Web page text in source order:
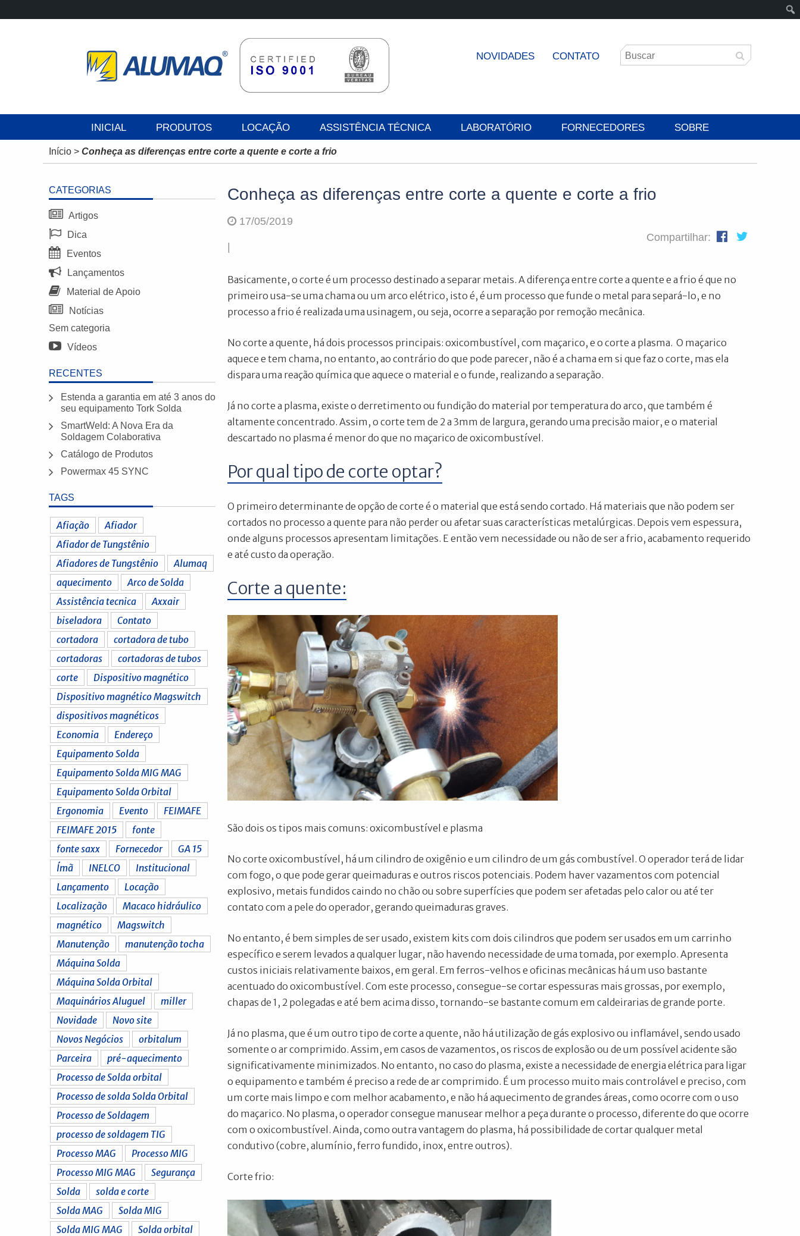
NOVIDADES CONTATO
INICIAL PRODUTOS LOCAÇÃO ASSISTÊNCIA TÉCNICA LABORATÓRIO FORNECEDORES SOBRE
Início > Conheça as diferenças entre corte a quente e corte a frio
CATEGORIAS
Artigos
Dica
Eventos
Lançamentos
Material de Apoio
Notícias
Sem categoria
Vídeos
RECENTES
Estenda a garantia em até 3 anos do
seu equipamento Tork Solda
SmartWeld: A Nova Era da
Soldagem Colaborativa
Catálogo de Produtos
Powermax 45 SYNC
TAGS
Afiação
Afiador
Afiador de Tungstênio
Afiadores de Tungstênio
Alumaq
aquecimento
Arco de Solda
Assistência tecnica
Axxair
biseladora
Contato
cortadora
cortadora de tubo
cortadoras
cortadoras de tubos
corte
Dispositivo magnético
Dispositivo magnético Magswitch
dispositivos magnéticos
Economia
Endereço
Equipamento Solda
Equipamento Solda MIG MAG
Equipamento Solda Orbital
Ergonomia
Evento
FEIMAFE
FEIMAFE 2015
fonte
fonte saxx
Fornecedor
GA 15
Ímã
INELCO
Institucional
Lançamento
Locação
Localização
Macaco hidráulico
magnético
Magswitch
Manutenção
manutenção tocha
Máquina Solda
Máquina Solda Orbital
Maquinários Aluguel
miller
Novidade
Novo site
Novos Negócios
orbitalum
Parceira
pré-aquecimento
Processo de Solda orbital
Processo de solda Solda Orbital
Processo de Soldagem
processo de soldagem TIG
Processo MAG
Processo MIG
Processo MIG MAG
Segurança
Solda
solda e corte
Solda MAG
Solda MIG
Solda MIG MAG
Solda orbital
Conheça as diferenças entre corte a quente e corte a frio
17/05/2019
Compartilhar:
Basicamente, o corte é um processo destinado a separar metais. A diferença entre corte a quente e a frio é que no
primeiro usa-se uma chama ou um arco elétrico, isto é, é um processo que funde o metal para separá-lo, e no
processo a frio é realizada uma usinagem, ou seja, ocorre a separação por remoção mecânica.
No corte a quente, há dois processos principais: oxicombustível, com maçarico, e o corte a plasma. O maçarico
aquece e tem chama, no entanto, ao contrário do que pode parecer, não é a chama em si que faz o corte, mas ela
dispara uma reação química que aquece o material e o funde, realizando a separação.
Já no corte a plasma, existe o derretimento ou fundição do material por temperatura do arco, que também é
altamente concentrado. Assim, o corte tem de 2 a 3mm de largura, gerando uma precisão maior, e o material
descartado no plasma é menor do que no maçarico de oxicombustível.
Por qual tipo de corte optar?
O primeiro determinante de opção de corte é o material que está sendo cortado. Há materiais que não podem ser
cortados no processo a quente para não perder ou afetar suas características metalúrgicas. Depois vem espessura,
onde alguns processos apresentam limitações. E então vem necessidade ou não de ser a frio, acabamento requerido
e até custo da operação.
Corte a quente:
São dois os tipos mais comuns: oxicombustível e plasma
No corte oxicombustível, há um cilindro de oxigênio e um cilindro de um gás combustível. O operador terá de lidar
com fogo, o que pode gerar queimaduras e outros riscos potenciais. Podem haver vazamentos com potencial
explosivo, metais fundidos caindo no chão ou sobre superfícies que podem ser afetadas pelo calor ou até ter
contato com a pele do operador, gerando queimaduras graves.
No entanto, é bem simples de ser usado, existem kits com dois cilindros que podem ser usados em um carrinho
específico e serem levados a qualquer lugar, não havendo necessidade de uma tomada, por exemplo. Apresenta
custos iniciais relativamente baixos, em geral. Em ferros-velhos e oficinas mecânicas há um uso bastante
acentuado do oxicombustível. Com este processo, consegue-se cortar espessuras mais grossas, por exemplo,
chapas de 1, 2 polegadas e até bem acima disso, tornando-se bastante comum em caldeirarias de grande porte.
Já no plasma, que é um outro tipo de corte a quente, não há utilização de gás explosivo ou inflamável, sendo usado
somente o ar comprimido. Assim, em casos de vazamentos, os riscos de explosão ou de um possível acidente são
significativamente minimizados. No entanto, no caso do plasma, existe a necessidade de energia elétrica para ligar
o equipamento e também é preciso a rede de ar comprimido. É um processo muito mais controlável e preciso, com
um corte mais limpo e com melhor acabamento, e não há aquecimento de grandes áreas, como ocorre com o uso
do maçarico. No plasma, o operador consegue manusear melhor a peça durante o processo, diferente do que ocorre
com o oxicombustível. Ainda, como outra vantagem do plasma, há possibilidade de cortar qualquer metal
condutivo (cobre, alumínio, ferro fundido, inox, entre outros).
Corte frio: